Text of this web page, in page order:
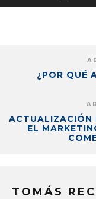
¿POR QUÉ
ACTUALIZACIÓN
EL
TOMÁS